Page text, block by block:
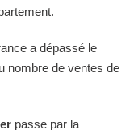
a dépassé le
nombre de ventes de
passe par la